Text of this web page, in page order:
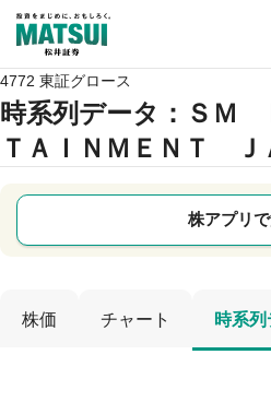
4772 東証グロース
時系列データ ：ＳＭ
ＴＡＩＮＭＥＮＴ Ｊ
株アプリ
株価 チャート 時系列